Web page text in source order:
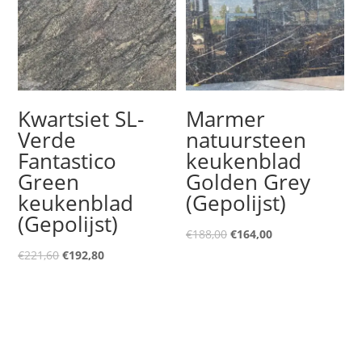
Kwartsiet SL-
Verde
Fantastico
Green
keukenblad
(Gepolijst)
€221,60Oorspronkelijke
€192,80Huidige
Marmer
natuursteen
keukenblad
Golden Grey
(Gepolijst)
€188,00 Oorspronkelijke
€164,00Huidige